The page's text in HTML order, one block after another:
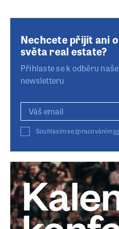
Nechcete přijít ani
světa real estate?
Přihlaste se k odběru
newsletteru
Souhlasím se zpracováním